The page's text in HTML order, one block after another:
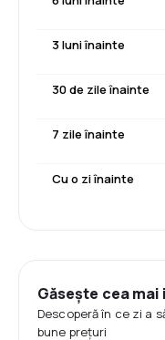
3 luni înainte
30 de zile înainte
7 zile înainte
Cu o zi înainte
Găsește cea
Descoperă în ce zi a
bune prețuri